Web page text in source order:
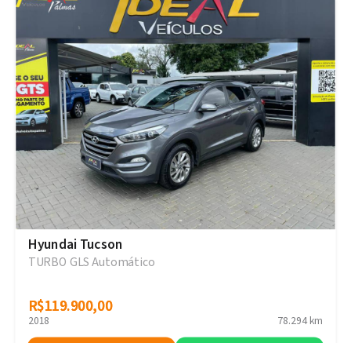
Hyundai Tucson
TURBO GLS Automático
R$119.900,00
R$119.900,00
2018 78.294 km